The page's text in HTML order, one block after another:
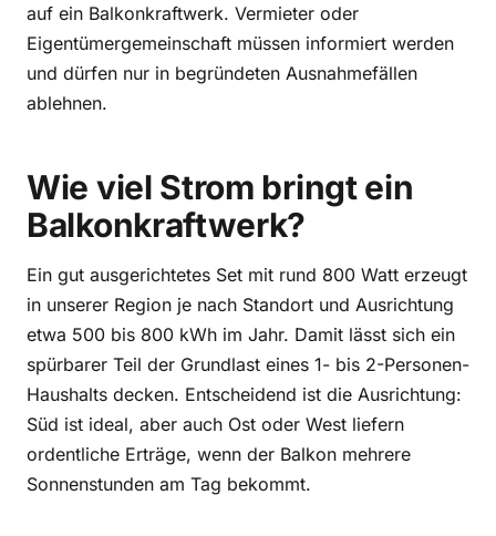
auf ein Balkonkraftwerk. Vermieter oder
Eigentümergemeinschaft müssen informiert werden
und dürfen nur in begründeten Ausnahmefällen
ablehnen.
Wie viel Strom bringt ein
Balkonkraftwerk?
Ein gut ausgerichtetes Set mit rund 800 Watt erzeugt
in unserer Region je nach Standort und Ausrichtung
etwa 500 bis 800 kWh im Jahr. Damit lässt sich ein
spürbarer Teil der Grundlast eines 1- bis 2-Personen-
Haushalts decken. Entscheidend ist die Ausrichtung:
Süd ist ideal, aber auch Ost oder West liefern
ordentliche Erträge, wenn der Balkon mehrere
Sonnenstunden am Tag bekommt.